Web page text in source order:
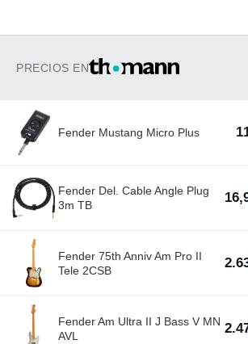
PRECIOS EN
Fender Mustang Micro Plus
Fender Del. Cable Angle Plug
3m TB
Fender 75th Anniv Am Pro II
Tele 2CSB
Fender Am Ultra II J Bass V MN
AVL